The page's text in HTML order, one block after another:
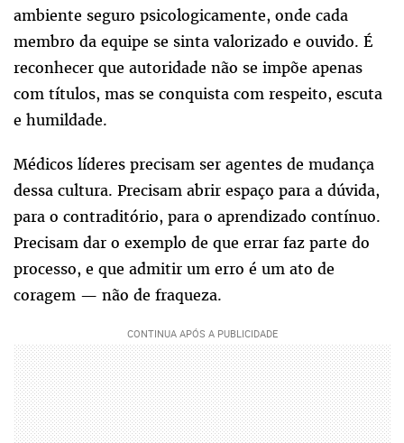
ambiente seguro psicologicamente, onde cada
membro da equipe se sinta valorizado e ouvido. É
reconhecer que autoridade não se impõe apenas
com títulos, mas se conquista com respeito, escuta
e humildade.
Médicos líderes precisam ser agentes de mudança
dessa cultura. Precisam abrir espaço para a dúvida,
para o contraditório, para o aprendizado contínuo.
Precisam dar o exemplo de que errar faz parte do
processo, e que admitir um erro é um ato de
coragem — não de fraqueza.